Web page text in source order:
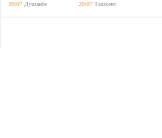
20:07 Душанбе
20:07 Ташкент